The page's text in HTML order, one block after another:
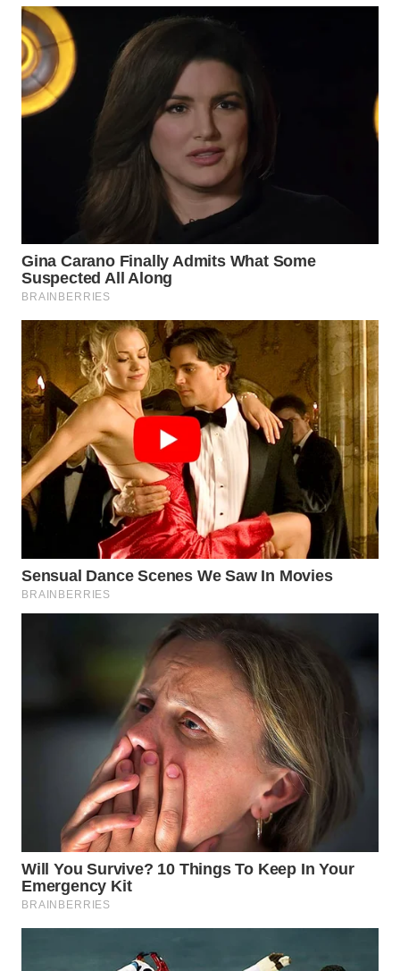
WN
NUSANTARA
WN
JOGJA
WN
KALBAR
WN
KALTENG
WN
KALTARA
WN
KALSEL
KALTIM
WN
MALUKU
WN
MALUT